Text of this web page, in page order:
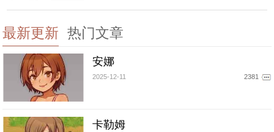
最新更新 热门文章
安娜
2025-12-11 2381
卡勒姆